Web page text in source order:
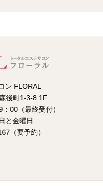
ン FLORAL
後町1-3-8 1F
00（最終受付）
と金曜日
（要予約）